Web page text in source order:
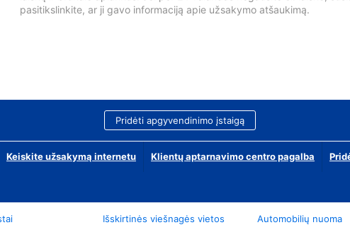
pasitikslinkite, ar ji gavo informaciją apie užsakymo atšaukimą.
Pridėti apgyvendinimo įstaigą
Keiskite užsakymą internetu Klientų aptarnavimo centro pagalba
Išskirtinės viešnagės vietos
Automobilių nuoma